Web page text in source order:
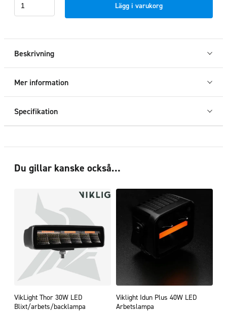
Daily
2019+
Lägg i varukorg
Beskrivning
Mer information
Specifikation
Du gillar kanske också…
VikLight Thor 30W LED
Blixt/arbets/backlampa
Viklight Idun Plus 40W LED
Arbetslampa